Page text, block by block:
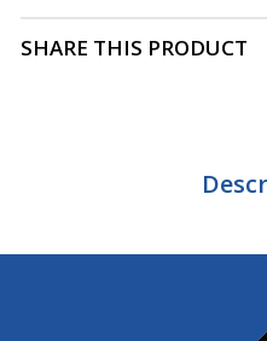
SHARE THIS PRODUCT